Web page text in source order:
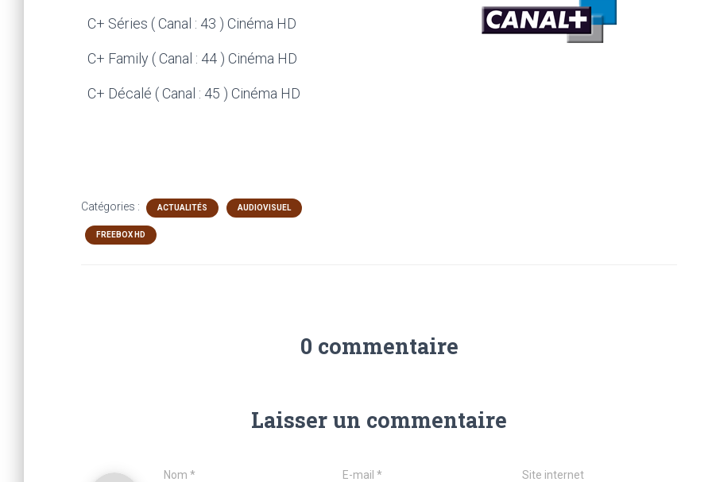
C+ Séries ( Canal : 43 ) Cinéma HD
C+ Family ( Canal : 44 ) Cinéma HD
C+ Décalé ( Canal : 45 ) Cinéma HD
Catégories : ACTUALITÉS AUDIOVISUEL
FREEBOX HD
0 commentaire
Laisser un commentaire
Nom * E-mail* Site internet